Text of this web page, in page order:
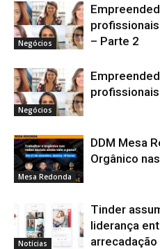
Negócios
– Parte 2
Negócios
Mesa Redonda
DDM Mesa
Orgânico
Notícias
Tinder
liderança
arrecadação